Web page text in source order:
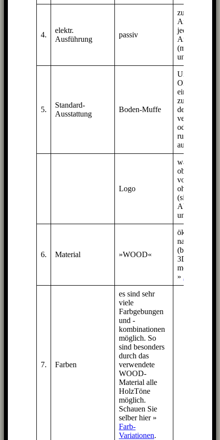
4.
elektr.
Ausführung
passiv
zum
Anschluß an
jede Stereo-
Anlage
(mehr weiter
unter)
5.
Standard-
Ausstattung
Boden-Muffe
Um die
OMni’s auf
einen Ständer
zu stellen, an
der Wand zu
verschrauben,
oder verkehrt
rum
aufzuhängen.
Logo
wahlweise
oben oder
vorne oder
ohne
(siehe
Abbildungen
unten)
6. Material »WOOD«
ökologisch +
nachhaltig
(betrifft das
3D-Kleid,
mehr dazu in
» 3D-Druck
7. Farben
es sind sehr
viele
Farbgebungen
und -
kombinationen
möglich. So
sind besonders
durch das
verwendete
WOOD-
Material alle
HolzTöne
möglich.
Schauen Sie
selber hier »
Farb-
Variationen.